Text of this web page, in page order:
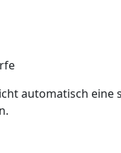
automatisch eine